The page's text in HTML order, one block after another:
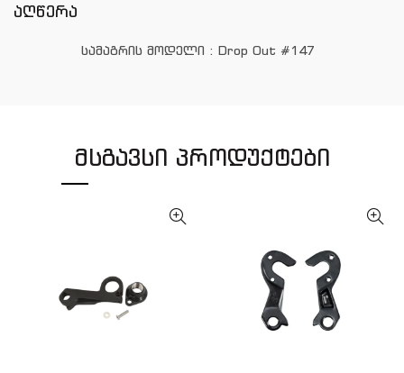
აღწერა
სამაგრის მოდელი : Drop Out #147
ᲛᲡᲒᲐᲕᲡᲘ ᲞᲠᲝᲓᲣᲥᲢᲔᲑᲘ